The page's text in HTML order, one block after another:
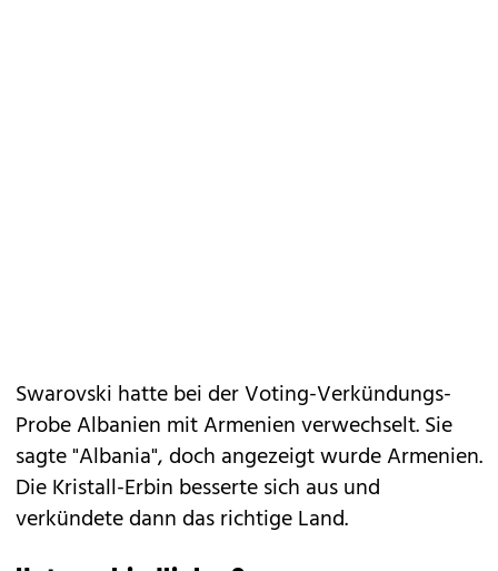
Swarovski hatte bei der Voting-Verkündungs-
Probe Albanien mit Armenien verwechselt. Sie
sagte "Albania", doch angezeigt wurde Armenien.
Die Kristall-Erbin besserte sich aus und
verkündete dann das richtige Land.